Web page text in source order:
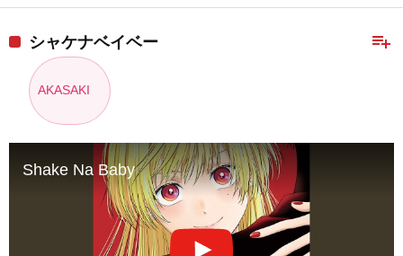
playlist_add
シャケナベイベー
AKASAKI
Shake Na Baby